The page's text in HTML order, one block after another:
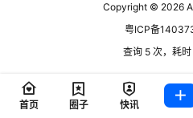
Copyright © 2026
粤ICP备
查询 5 次，耗
首页 圈子 快讯